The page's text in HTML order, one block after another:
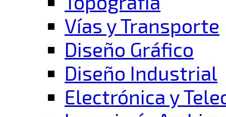
Vías y Transporte
Diseño Gráfico
Diseño Industrial
Electrónica y